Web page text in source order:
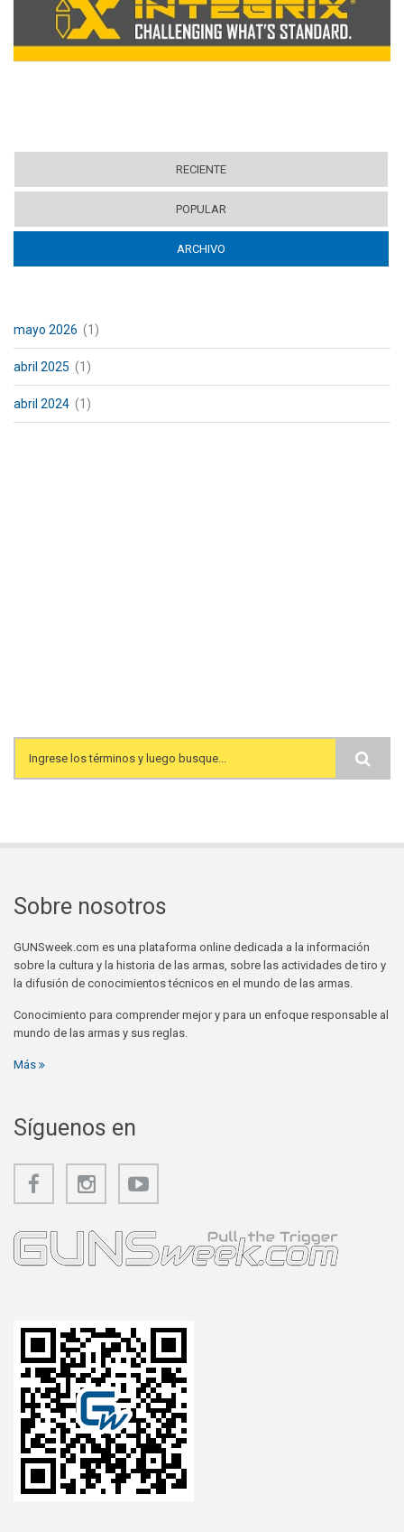
RECIENTE
POPULAR
ARCHIVO
mayo 2026 (1)
abril 2025 (1)
abril 2024 (1)
Search form
Sobre nosotros
GUNSweek.com es una plataforma online dedicada a la información
sobre la cultura y la historia de las armas, sobre las actividades de tiro y
la difusión de conocimientos técnicos en el mundo de las armas.
Conocimiento para comprender mejor y para un enfoque responsable al
mundo de las armas y sus reglas.
Más
Síguenos en